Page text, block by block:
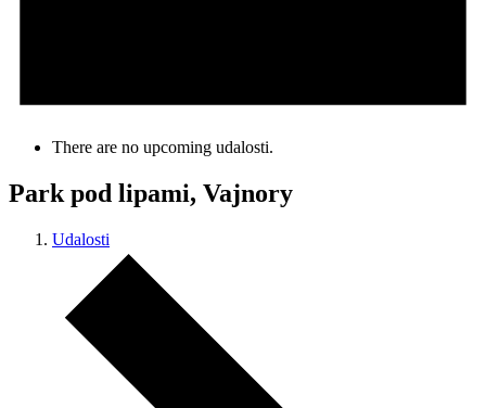
There are no upcoming udalosti.
Park pod lipami, Vajnory
Udalosti